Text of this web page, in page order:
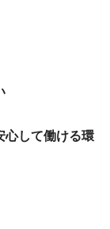
して働ける環